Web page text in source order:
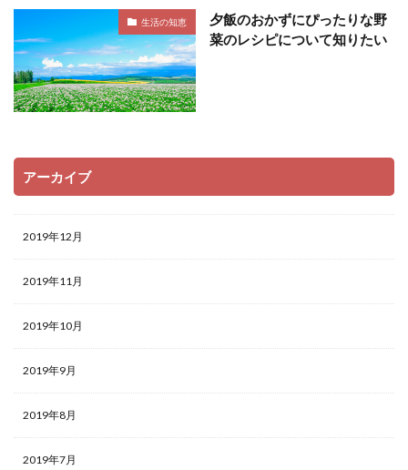
生活の知恵
夕飯のおかずにぴったりな野
菜のレシピについて知りたい
アーカイブ
2019年12月
2019年11月
2019年10月
2019年9月
2019年8月
2019年7月